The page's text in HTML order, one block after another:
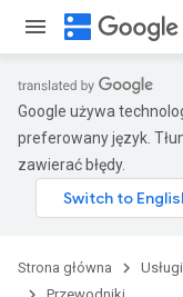
dns
Google używa
preferowany język.
zawierać błędy.
Strona główna Usługi